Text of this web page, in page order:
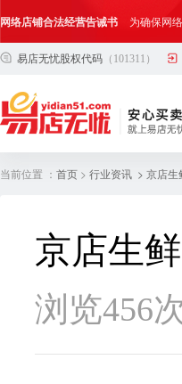
网络店铺合法经营告诫书 为确保网
合法合规经营告客户书 部分客户
网络店铺合法经营告诫书 为确保网
易店无忧股权代码 （101311）
当前位置 ： 首页 > 行业资讯 > 京店
京店生
浏览456